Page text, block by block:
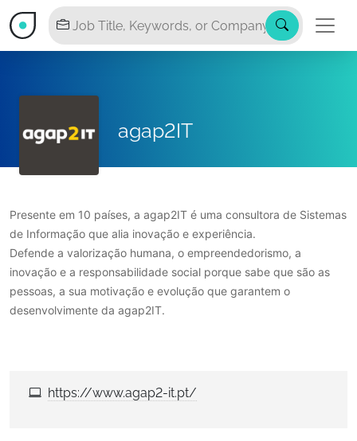
agap2IT
Presente em 10 países, a agap2IT é uma consultora de Sistemas
de Informação que alia inovação e experiência.
Defende a valorização humana, o empreendedorismo, a
inovação e a responsabilidade social porque sabe que são as
pessoas, a sua motivação e evolução que garantem o
desenvolvimente da agap2IT.
https://www.agap2-it.pt/